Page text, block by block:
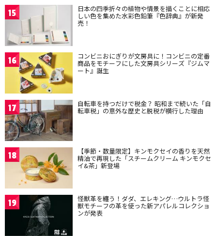
15 日本の四季折々の植物や情景を描くことに相応
しい色を集めた水彩色鉛筆『色辞典』が新発
売！
16 コンビニおにぎりが文房具に！コンビニの定番
商品をモチーフにした文房具シリーズ『ジムマ
ート』誕生
17 自転車を持つだけで税金？ 昭和まで続いた「自
転車税」の意外な歴史と脱税が横行した理由
18 【季節・数量限定】キンモクセイの香りを天然
精油で再現した「スチームクリーム キンモクセ
イ&茶」新登場
19 怪獣革を纏う！ダダ、エレキング…ウルトラ怪
獣モチーフの革を使った新アパレルコレクショ
ンが発表